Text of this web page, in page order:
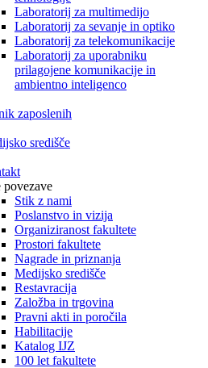
Laboratorij za multimedijo
Laboratorij za sevanje in optiko
Laboratorij za telekomunikacije
Laboratorij za uporabniku
prilagojene komunikacije in
ambientno inteligenco
zaposlenih
središče
povezave
Stik z nami
Poslanstvo in vizija
Organiziranost fakultete
Prostori fakultete
Nagrade in priznanja
Medijsko središče
Restavracija
Založba in trgovina
Pravni akti in poročila
Habilitacije
Katalog IJZ
100 let fakultete